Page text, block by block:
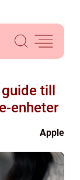
till
enheter
Apple